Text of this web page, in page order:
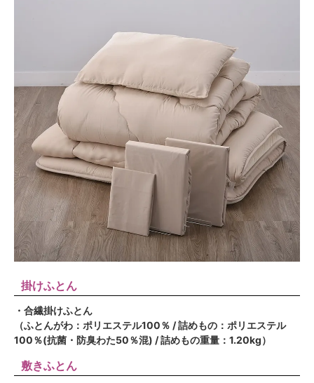
掛けふとん
・合繊掛けふとん
（ふとんがわ：ポリエステル100％ / 詰めもの：ポリエステル
100％(抗菌・防臭わた50％混) / 詰めもの重量：1.20kg）
敷きふとん